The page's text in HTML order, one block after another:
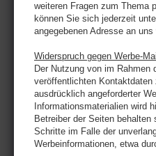
weiteren Fragen zum Thema
können Sie sich jederzeit
angegebenen Adresse an uns
Widerspruch gegen Werbe-
Der Nutzung von im Rahmen
veröffentlichten
ausdrücklich angeforderter
Informationsmaterialien wird
Betreiber der Seiten
Schritte im Falle der
Werbeinformationen, etwa